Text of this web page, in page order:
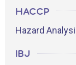
HACCP
Hazard
IBJ